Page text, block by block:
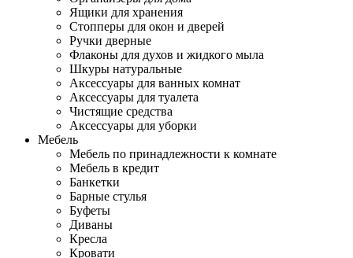
Ящики для хранения
Стопперы для окон и дверей
Ручки дверные
Флаконы для духов и жидкого мыла
Шкуры натуральные
Аксессуары для ванных комнат
Аксессуары для туалета
Чистящие средства
Аксессуары для уборки
Мебель
Мебель по принадлежности к комнате
Мебель в кредит
Банкетки
Барные стулья
Буфеты
Диваны
Кресла
Кровати